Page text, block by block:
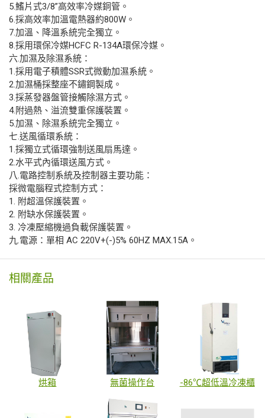
5.鰭片式3/8”高效率冷媒銅管。
6.採高效率加溫電熱器約800W。
7.加溫、降溫系統完全獨立。
8.採用環保冷媒HCFC R-134A環保冷媒。
六.加濕及除濕系統：
1.採用電子積體SSR式微動加濕系統。
2.加濕桶採整座不鏽鋼製成。
3.採蒸發器盤管接觸除濕方式。
4.附過熱、溢流雙重保護裝置。
5.加濕、除濕系統完全獨立。
七.送風循環系統：
1.採獨立式循環強制送風扇馬達。
2.水平式內循環送風方式。
八.電路控制系統及控制器主要功能：
採微電腦程式控制方式：
1. 附超溫保護裝置。
2. 附缺水保護裝置。
3. 冷凍壓縮機過負載保護裝置。
九.電源：單相 AC 220V+(-)5% 60HZ MAX.15A。
相關產品
烘箱 無菌操作台 -86℃超低溫冷凍櫃